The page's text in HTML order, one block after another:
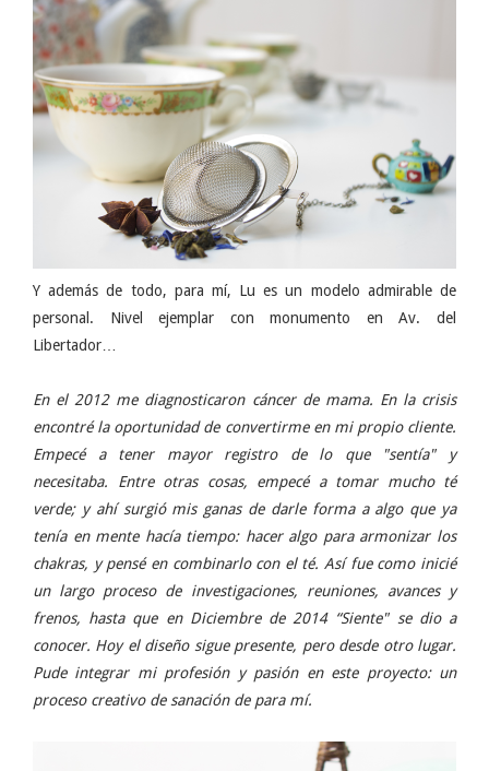
Y además de todo, para mí, Lu es un modelo admirable de
personal. Nivel ejemplar con monumento en Av. del
Libertador…
En el 2012 me diagnosticaron cáncer de mama. En la crisis
encontré la oportunidad de convertirme en mi propio cliente.
Empecé a tener mayor registro de lo que "sentía" y
necesitaba. Entre otras cosas, empecé a tomar mucho té
verde; y ahí surgió mis ganas de darle forma a algo que ya
tenía en mente hacía tiempo: hacer algo para armonizar los
chakras, y pensé en combinarlo con el té. Así fue como inicié
un largo proceso de investigaciones, reuniones, avances y
frenos, hasta que en Diciembre de 2014 “Siente" se dio a
conocer. Hoy el diseño sigue presente, pero desde otro lugar.
Pude integrar mi profesión y pasión en este proyecto: un
proceso creativo de sanación de para mí.